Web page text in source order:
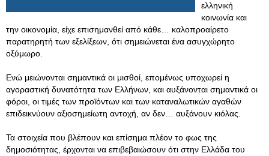
ελληνική
κοινωνία και
την οικονομία, είχε επισημανθεί από κάθε… καλοπροαίρετο
παρατηρητή των εξελίξεων, ότι σημειώνεται ένα ασυγχώρητο
οξύμωρο.
Ενώ μειώνονται σημαντικά οι μισθοί, επομένως υποχωρεί η
αγοραστική δυνατότητα των Ελλήνων, και αυξάνονται σημαντικά οι
φόροι, οι τιμές των προϊόντων και των καταναλωτικών αγαθών
επιδεικνύουν αξιοσημείωτη αντοχή, αν δεν… αυξάνουν κιόλας.
Τα στοιχεία που βλέπουν και επίσημα πλέον το φως της
δημοσιότητας, έρχονται να επιβεβαιώσουν ότι στην Ελλάδα του